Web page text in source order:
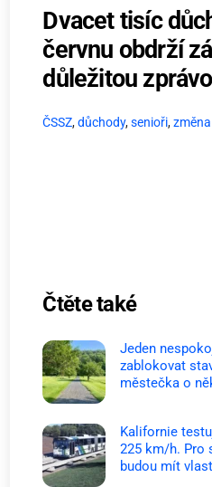
Dvacet tisíc
červnu obdrží
důležitou
ČSSZ,důchody,senioři,
Čtěte také
Jeden
zablokovat
městečka o
Kalifornie
225 km/h. Pro
budou mít